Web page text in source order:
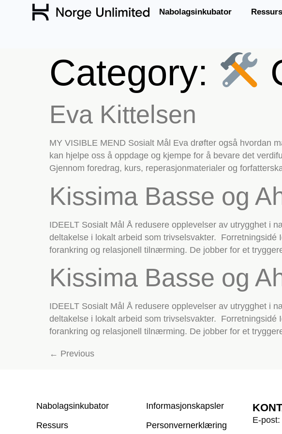
Nabolagsinkubator Ressurs
Category:
Eva Kittelsen
MY VISIBLE MEND Sosialt Mål Eva drøfter også hvordan
kan hjelpe oss å oppdage og kjempe for å bevare det
Gjennom foredrag, kurs, reperasjonmaterialer og
Kissima Basse og
IDEELT Sosialt Mål Å redusere opplevelser av utrygghet i
deltakelse i lokalt arbeid som trivselsvakter.
forankring og relasjonell tilnærming. De jobber for et
Kissima Basse og
IDEELT Sosialt Mål Å redusere opplevelser av utrygghet i
deltakelse i lokalt arbeid som trivselsvakter. Forretningsidé
forankring og relasjonell tilnærming. De jobber for et
← Previous
Nabolagsinkubator
Ressurs
Informasjonskapsler
Personvern­erklæring
E-